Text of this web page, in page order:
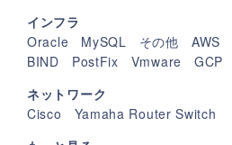
インフラ
Oracle
MySQL その他 AWS
BIND
PostFix Vmware GCP
ネットワーク
Cisco
Yamaha Router Switch